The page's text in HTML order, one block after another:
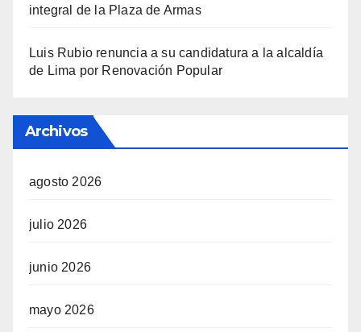
integral de la Plaza de Armas
Luis Rubio renuncia a su candidatura a la alcaldía
de Lima por Renovación Popular
Archivos
agosto 2026
julio 2026
junio 2026
mayo 2026